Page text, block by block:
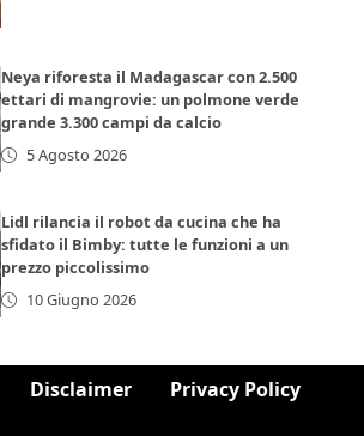
Neya riforesta il Madagascar con 2.500
ettari di mangrovie: un polmone verde
grande 3.300 campi da calcio
5 Agosto 2026
Lidl rilancia il robot da cucina che ha
sfidato il Bimby: tutte le funzioni a un
prezzo piccolissimo
10 Giugno 2026
Disclaimer Privacy Policy